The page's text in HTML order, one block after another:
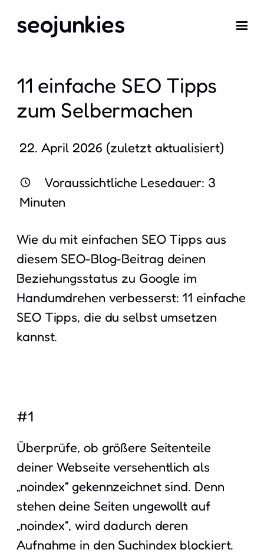
seojunkies
11 einfache SEO Tipps
zum Selbermachen
22. April 2026
Voraussichtliche Lesedauer: 3
Minuten
Wie du mit einfachen SEO Tipps aus
diesem SEO-Blog-Beitrag deinen
Beziehungsstatus zu Google im
Handumdrehen verbesserst: 11 einfache
SEO Tipps, die du selbst umsetzen
kannst.
#1
Überprüfe, ob größere Seitenteile
deiner Webseite versehentlich als
„noindex“ gekennzeichnet sind. Denn
stehen deine Seiten ungewollt auf
„noindex“, wird dadurch deren
Aufnahme in den Suchindex blockiert.